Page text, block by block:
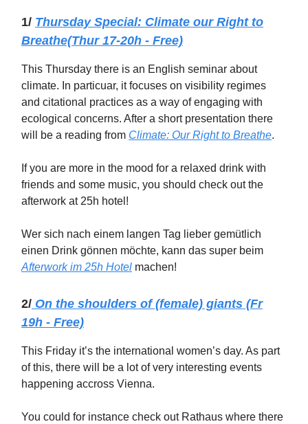
1/ Thursday Special: Climate our Right to
Breathe(Thur 17-20h - Free)
This Thursday there is an English seminar about
climate. In particuar, it focuses on visibility regimes
and citational practices as a way of engaging with
ecological concerns. After a short presentation there
will be a reading from Climate: Our Right to Breathe.
If you are more in the mood for a relaxed drink with
friends and some music, you should check out the
afterwork at 25h hotel!
Wer sich nach einem langen Tag lieber gemütlich
einen Drink gönnen möchte, kann das super beim
Afterwork im 25h Hotel machen!
2/ On the shoulders of (female) giants (Fr
19h - Free)
This Friday it’s the international women’s day. As part
of this, there will be a lot of very interesting events
happening accross Vienna.
You could for instance check out Rathaus where there